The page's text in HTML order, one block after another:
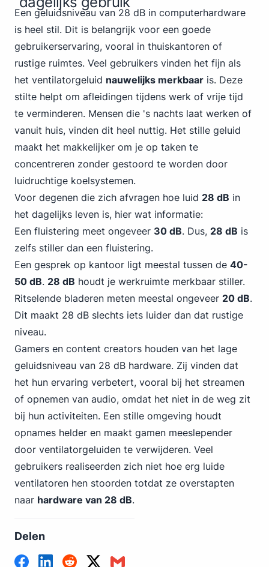
Een geluidsniveau van 28 dB in computerhardware
is heel stil. Dit is belangrijk voor een goede
gebruikerservaring, vooral in thuiskantoren of
rustige ruimtes. Veel gebruikers vinden het fijn als
het ventilatorgeluid nauwelijks merkbaar is. Deze
stilte helpt om afleidingen tijdens werk of vrije tijd
te verminderen. Mensen die 's nachts laat werken of
vanuit huis, vinden dit heel nuttig. Het stille geluid
maakt het makkelijker om je op taken te
concentreren zonder gestoord te worden door
luidruchtige koelsystemen.
Voor degenen die zich afvragen hoe luid 28 dB in
het dagelijks leven is, hier wat informatie:
Een fluistering meet ongeveer 30 dB. Dus, 28 dB is
zelfs stiller dan een fluistering.
Een gesprek op kantoor ligt meestal tussen de 40-
50 dB. 28 dB houdt je werkruimte merkbaar stiller.
Ritselende bladeren meten meestal ongeveer 20 dB.
Dit maakt 28 dB slechts iets luider dan dat rustige
niveau.
Gamers en content creators houden van het lage
geluidsniveau van 28 dB hardware. Zij vinden dat
het hun ervaring verbetert, vooral bij het streamen
of opnemen van audio, omdat het niet in de weg zit
bij hun activiteiten. Een stille omgeving houdt
opnames helder en maakt gamen meeslepender
door ventilatorgeluiden te verwijderen. Veel
gebruikers realiseerden zich niet hoe erg luide
ventilatoren hen stoorden totdat ze overstapten
naar hardware van 28 dB.
Delen